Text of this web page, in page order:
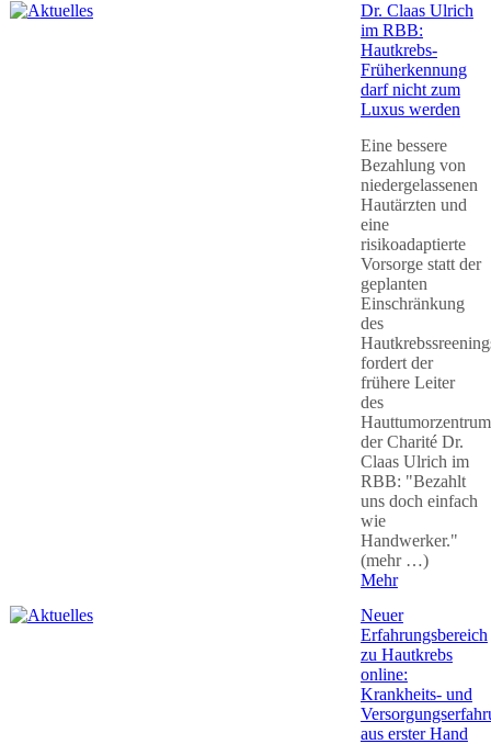
Dr. Claas Ulrich
im RBB:
Hautkrebs-
Früherkennung
darf nicht zum
Luxus werden
Eine bessere
Bezahlung von
niedergelassenen
Hautärzten und
eine
risikoadaptierte
Vorsorge statt der
geplanten
Einschränkung
des
fordert der
frühere Leiter
des
der Charité Dr.
Claas Ulrich im
RBB: "Bezahlt
uns doch einfach
wie
Handwerker."
(mehr …)
Mehr
Neuer
Erfahrungsbereich
zu Hautkrebs
online:
Krankheits- und
aus erster Hand